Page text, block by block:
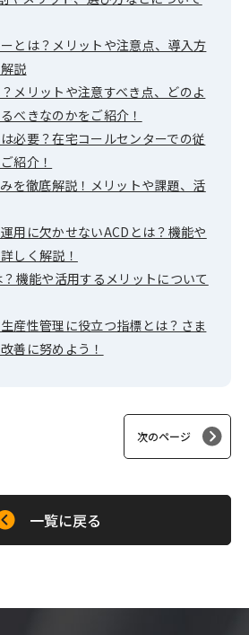
とは？メリットや注意点、導入方
説
メリットや注意すべき点、どのよ
べきなのかをご紹介！
必要？在宅コールセンターでの従
紹介！
を徹底解説！メリットや課題、活
用に欠かせないACDとは？機能や
しく解説！
機能や活用するメリットについて
産性管理に役立つ指標とは？さま
善に努めよう！
次のページ
一覧に戻る